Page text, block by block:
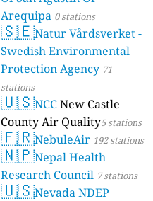
Arequipa 0 stations
🇸🇪Natur Vårdsverket -
Swedish Environmental
Protection Agency 71
stations
🇺🇸NCCNew Castle
County Air Quality5 stations
🇫🇷NebuleAir 192 stations
🇳🇵Nepal Health
Research Council 7 stations
🇺🇸Nevada NDEP